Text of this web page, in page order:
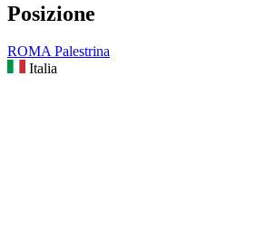
Posizione
ROMA Palestrina
Italia